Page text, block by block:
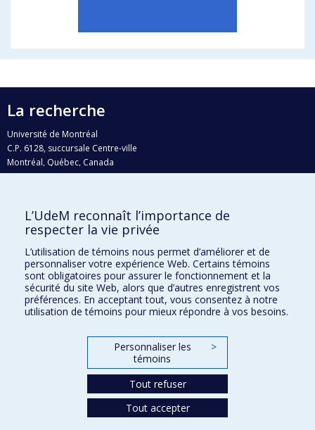
La recherche
Université de Montréal
C.P. 6128, succursale Centre-ville
Montréal, Québec, Canada
H3C 3J7
Qui fait quoi?
Nous trouver
Plan du site
Accessibilité
L’UdeM reconnaît l’importance de
respecter la vie privée
L’utilisation de témoins nous permet d’améliorer et de
personnaliser votre expérience Web. Certains témoins
sont obligatoires pour assurer le fonctionnement et la
sécurité du site Web, alors que d’autres enregistrent vos
préférences. En acceptant tout, vous consentez à notre
utilisation de témoins pour mieux répondre à vos besoins.
Personnaliser les
témoins
>
Tout refuser
Tout accepter